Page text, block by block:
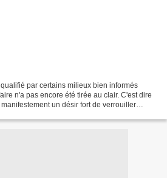
par certains milieux bien informés
n'a pas encore été tirée au clair. C'est dire
un désir fort de verrouiller